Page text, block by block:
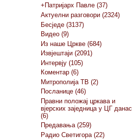
+Патријарх Павле (37)
Актуелни разговори (2324)
Бесједе (3137)
Видео (9)
Из наше Цркве (684)
Извјештаји (2091)
Интервју (105)
Коментар (6)
Митрополија ТВ (2)
Посланице (46)
Правни положај цркава и
вјерских заједница у ЦГ данас
(6)
Предавања (259)
Радио Светигора (22)